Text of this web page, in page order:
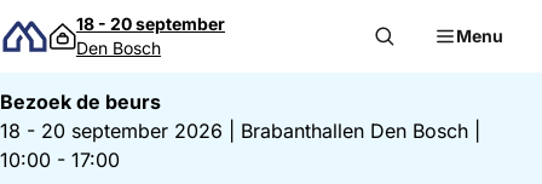
Direct naar inhoud
18 - 20 september
Den Bosch
Menu
Bezoek de beurs
18 - 20 september 2026
Brabanthallen Den Bosch
10:00 - 17:00